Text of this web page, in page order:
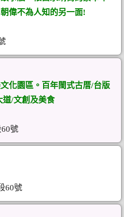
偉不為人知的另一面!
化園區。百年閩式古厝/台版
道/文創及美食
號
60號